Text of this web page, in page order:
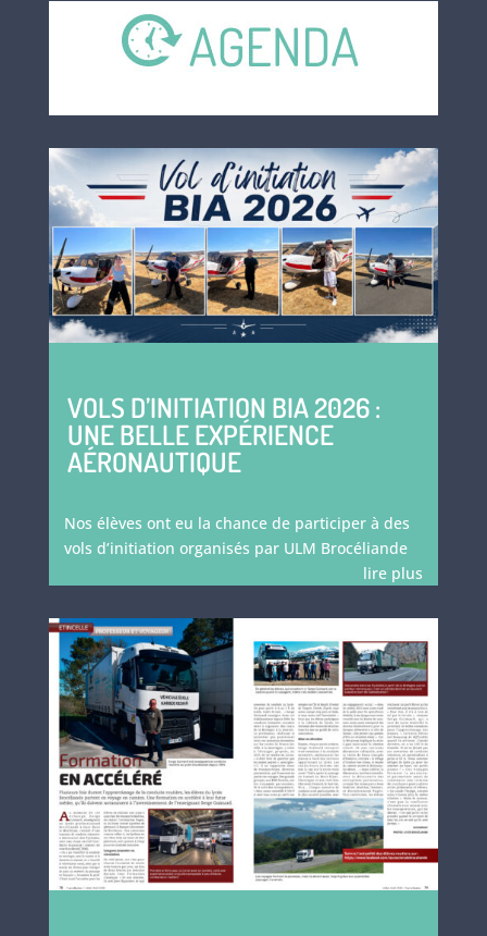
VOLS D’INITIATION BIA 2026 :
UNE BELLE EXPÉRIENCE
AÉRONAUTIQUE
Nos élèves ont eu la chance de participer à des
vols d’initiation organisés par ULM Brocéliande
lire plus